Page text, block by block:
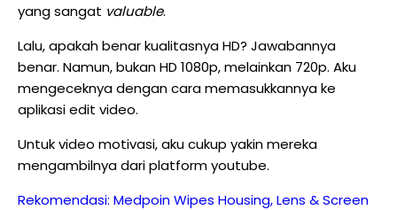
yang sangat valuable.
Lalu, apakah benar kualitasnya HD? Jawabannya
benar. Namun, bukan HD 1080p, melainkan 720p. Aku
mengeceknya dengan cara memasukkannya ke
aplikasi edit video.
Untuk video motivasi, aku cukup yakin mereka
mengambilnya dari platform youtube.
Rekomendasi: Medpoin Wipes Housing, Lens & Screen